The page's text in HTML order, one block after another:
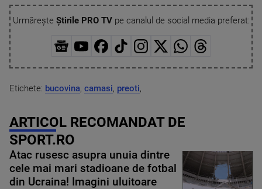
Urmărește Știrile PRO TVpe canalul de social media preferat:
Etichete: bucovina, camasi, preoti,
ARTICOL RECOMANDAT DE
SPORT.RO
Atac rusesc asupra unuia dintre
cele mai mari stadioane de fotbal
din Ucraina! Imagini uluitoare